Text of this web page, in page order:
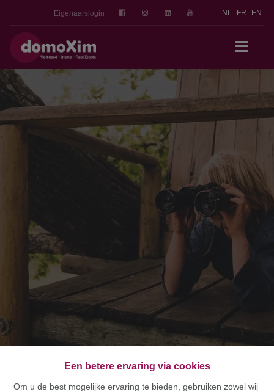
Een betere ervaring via cookies
Om u de best mogelijke ervaring te bieden, gebruiken zowel wij
Eigenaarslogin NL FR EN